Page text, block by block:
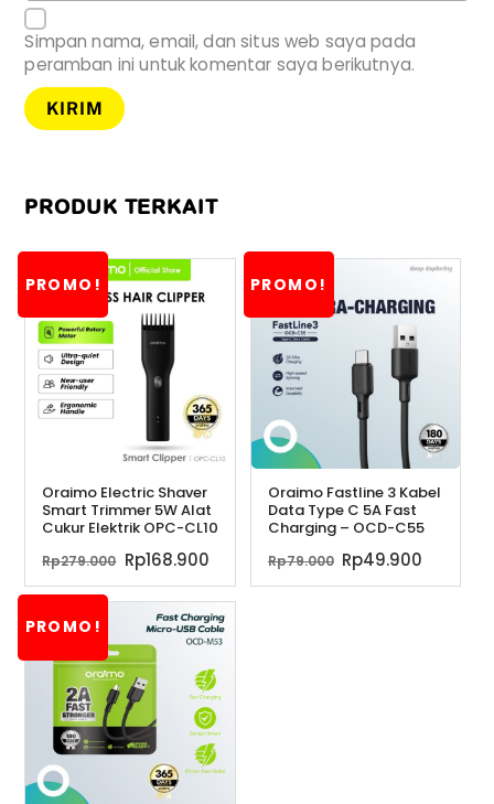
Simpan nama, email, dan situs web saya pada
peramban ini untuk komentar saya berikutnya.
PRODUK TERKAIT
PROMO!
Oraimo Electric Shaver
Smart Trimmer 5W Alat
Cukur Elektrik OPC-CL10
Rp279.000 Harga
aslinya
adalah:
Rp279.000.
Rp168.900
saat
ini
adalah:
PROMO!
Oraimo Fastline 3 Kabel
Data Type C 5A Fast
Charging – OCD-C55
Rp79.000 Harga
aslinya
Rp49.900
saat
PROMO!